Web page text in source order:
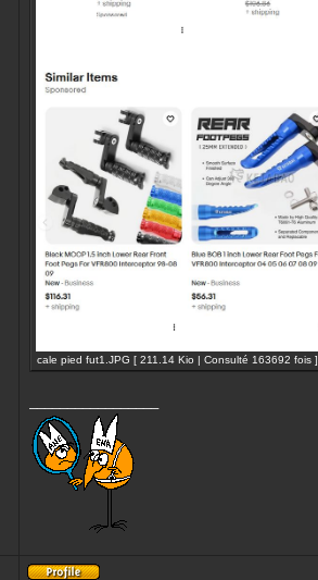
cale pied fut1.JPG [ 211.14 Kio | Consulté 163692 fois ]